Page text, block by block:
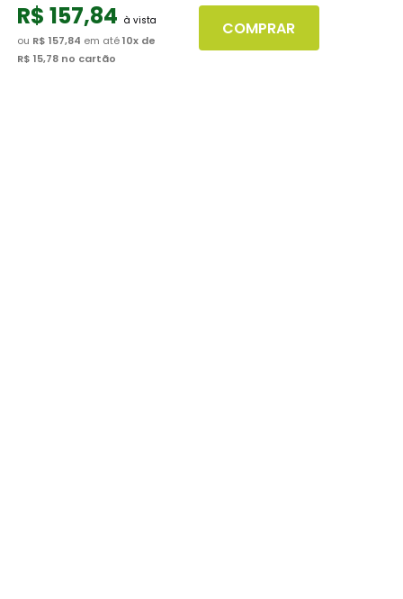
R$ 157,84
ou R$ 157,84 em até10x de
R$ 15,78 no cartão
COMPRAR
Dúvidas Frequentes
Fale Conosco
Minha Conta